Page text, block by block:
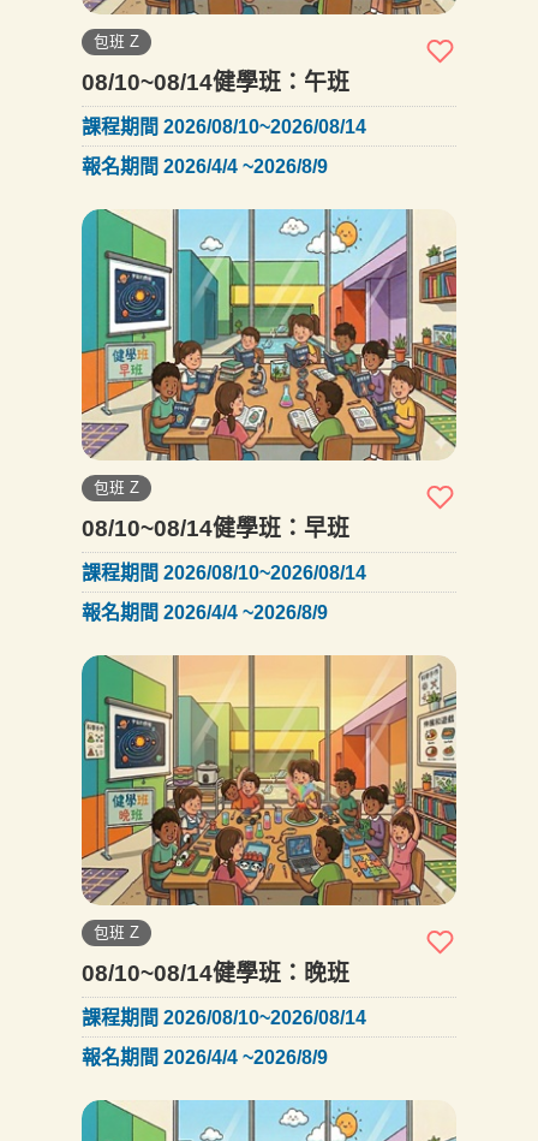
包班 Z
08/10~08/14健學班：午班
課程期間 2026/08/10~2026/08/14
報名期間 2026/4/4 ~2026/8/9
包班 Z
08/10~08/14健學班：早班
課程期間 2026/08/10~2026/08/14
報名期間 2026/4/4 ~2026/8/9
包班 Z
08/10~08/14健學班：晚班
課程期間 2026/08/10~2026/08/14
報名期間 2026/4/4 ~2026/8/9